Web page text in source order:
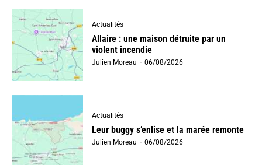
Actualités
Allaire : une maison détruite par un
violent incendie
Julien Moreau - 06/08/2026
Actualités
Leur buggy s’enlise et la marée remonte
Julien Moreau - 06/08/2026